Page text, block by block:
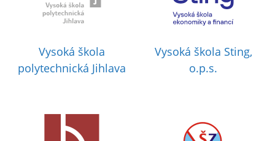
Vysoká škola
polytechnická Jihlava
Vysoká škola Sting,
o.p.s.